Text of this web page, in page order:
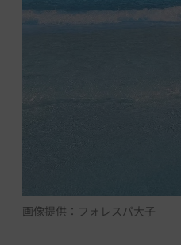
画像提供：フォレスパ大子